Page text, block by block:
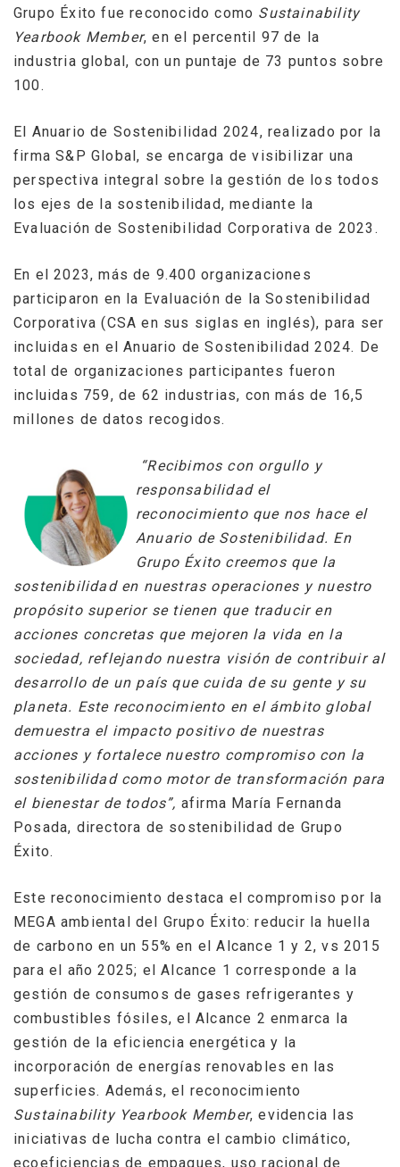
Grupo Éxito fue reconocido como Sustainability
Yearbook Member, en el percentil 97 de la
industria global, con un puntaje de 73 puntos sobre
100.
El Anuario de Sostenibilidad 2024, realizado por la
firma S&P Global, se encarga de visibilizar una
perspectiva integral sobre la gestión de los todos
los ejes de la sostenibilidad, mediante la
Evaluación de Sostenibilidad Corporativa de 2023.
En el 2023, más de 9.400 organizaciones
participaron en la Evaluación de la Sostenibilidad
Corporativa (CSA en sus siglas en inglés), para ser
incluidas en el Anuario de Sostenibilidad 2024. De
total de organizaciones participantes fueron
incluidas 759, de 62 industrias, con más de 16,5
millones de datos recogidos.
“Recibimos con orgullo y
responsabilidad el
reconocimiento que nos hace el
Anuario de Sostenibilidad. En
Grupo Éxito creemos que la
sostenibilidad en nuestras operaciones y nuestro
propósito superior se tienen que traducir en
acciones concretas que mejoren la vida en la
sociedad, reflejando nuestra visión de contribuir al
desarrollo de un país que cuida de su gente y su
planeta. Este reconocimiento en el ámbito global
demuestra el impacto positivo de nuestras
acciones y fortalece nuestro compromiso con la
sostenibilidad como motor de transformación para
el bienestar de todos”, afirma María Fernanda
Posada, directora de sostenibilidad de Grupo
Éxito.
Este reconocimiento destaca el compromiso por la
MEGA ambiental del Grupo Éxito: reducir la huella
de carbono en un 55% en el Alcance 1 y 2, vs 2015
para el año 2025; el Alcance 1 corresponde a la
gestión de consumos de gases refrigerantes y
combustibles fósiles, el Alcance 2 enmarca la
gestión de la eficiencia energética y la
incorporación de energías renovables en las
superficies. Además, el reconocimiento
Sustainability Yearbook Member, evidencia las
iniciativas de lucha contra el cambio climático,
ecoeficiencias de empaques, uso racional de